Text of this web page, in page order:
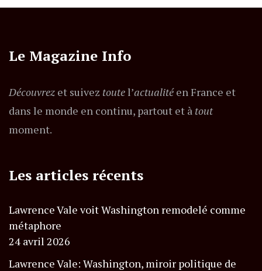
Le Magazine Info
Découvrez et suivez toutel’actualitéen France et
dans le monde en continu, partout et à tout
moment.
Les articles récents
Lawrence Vale voit Washington remodelé comme
métaphore
24 avril 2026
Lawrence Vale: Washington, miroir politique de